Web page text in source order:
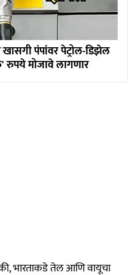
पंपांवर पेट्रोल-डिझेल
रुपये मोजावे लागणार
भारताकडे तेल आणि वायूचा